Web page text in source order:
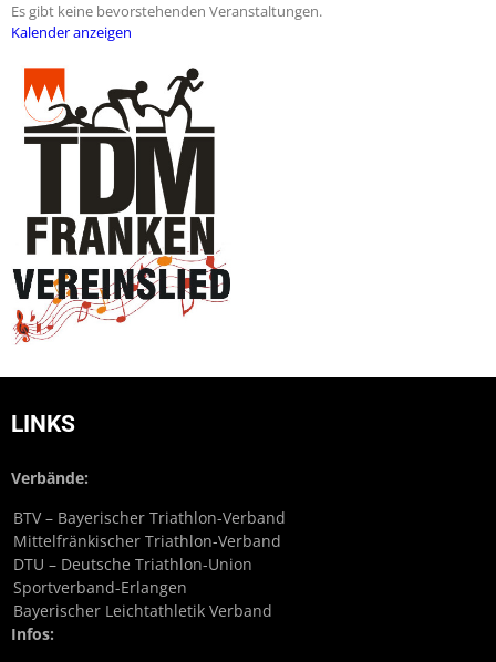
Es gibt keine bevorstehenden Veranstaltungen.
Kalender anzeigen
LINKS
Verbände:
BTV – Bayerischer Triathlon-Verband
Mittelfränkischer Triathlon-Verband
DTU – Deutsche Triathlon-Union
Sportverband-Erlangen
Bayerischer Leichtathletik Verband
Infos: